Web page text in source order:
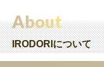
About
IRODORIについて